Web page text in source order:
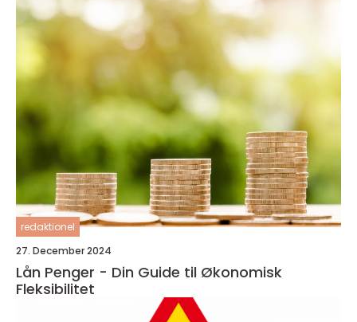
redaktionel
27. December 2024
Lån Penger - Din Guide til Økonomisk
Fleksibilitet